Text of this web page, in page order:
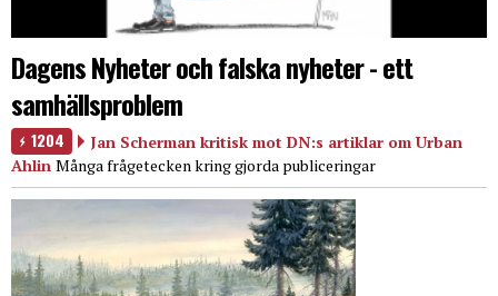
Dagens Nyheter och falska nyheter - ett
samhällsproblem
1204
Jan Scherman kritisk mot DN:s artiklar om Urban
Ahlin Många frågetecken kring gjorda publiceringar